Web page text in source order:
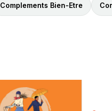
Complements Bien-Etre